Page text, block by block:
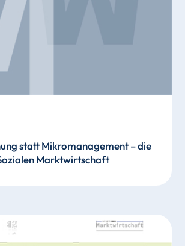
statt Mikromanagement – die
Marktwirtschaft